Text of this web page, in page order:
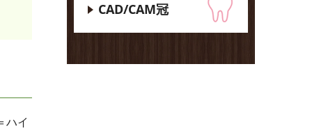
ハイ
CAD/CAM冠